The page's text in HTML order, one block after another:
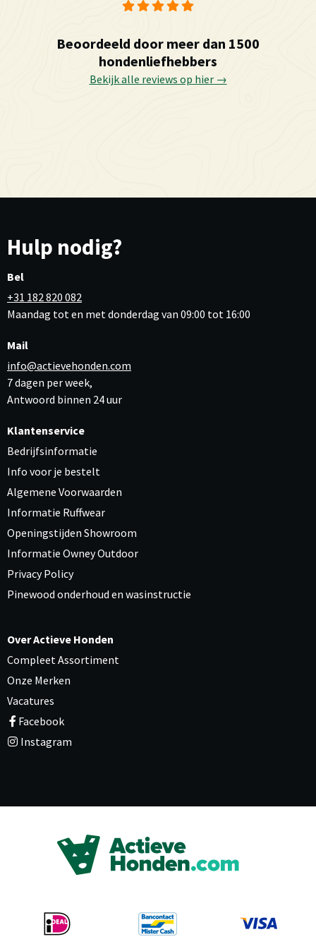
Beoordeeld door meer dan 1500
hondenliefhebbers
Bekijk alle reviews op hier →
Hulp nodig?
Bel
+31 182 820 082
Maandag tot en met donderdag van 09:00 tot 16:00
Mail
info@actievehonden.com
7 dagen per week,
Antwoord binnen 24 uur
Klantenservice
Bedrijfsinformatie
Info voor je bestelt
Algemene Voorwaarden
Informatie Ruffwear
Openingstijden Showroom
Informatie Owney Outdoor
Privacy Policy
Pinewood onderhoud en wasinstructie
Over Actieve Honden
Compleet Assortiment
Onze Merken
Vacatures
Facebook
Instagram